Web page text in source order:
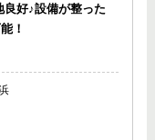
好♪設備が整った
！